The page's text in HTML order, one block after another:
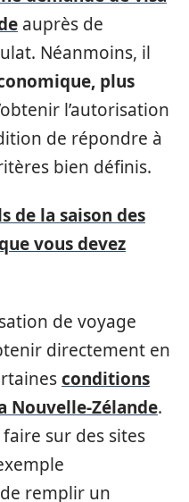
auprès de
Néanmoins, il
plus
l’autorisation
de répondre à
bien définis.
de la saison des
vous devez
de voyage
directement en
conditions
Nouvelle-Zélande.
sur des sites
remplir un